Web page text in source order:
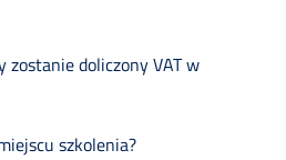
zostanie doliczony VAT w
szkolenia?